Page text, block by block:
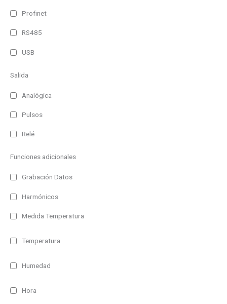
Profinet
RS485
USB
Salida
Analógica
Pulsos
Relé
Funciones adicionales
Grabación Datos
Harmónicos
Medida Temperatura
Temperatura
Humedad
Hora